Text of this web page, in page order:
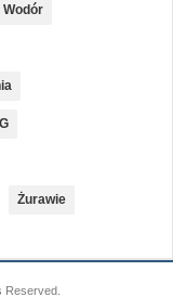
Wodór
Żurawie
Reserved.